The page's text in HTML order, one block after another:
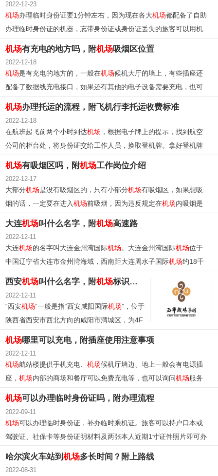
2022-12-23
机场办理临时身份证要1分钟左右，因为现在各大机场都配备了自助
办理临时身份证的机器，忘带身份证或身份证丢失的旅客可以用机
机场有充电的地方吗，附机场吸烟区位置
2022-12-18
机场是有充电的地方的，一般在机场候机大厅的墙上，有些插座还
配备了数据线充电接口，如果还有其他的电子设备需要充电，也可
以去
机场 的餐厅或商场，那里也有充电的地方。
机场办理托运的流程，附飞机行李托运收费标准
2022-12-18
在航班起飞前两个小时到达机场 ，根据电子牌上的提示，找到航空
公司的柜台处，将身份证交给工作人员，换取登机牌。拿好登机牌
机场有吸烟区吗，附机场工作岗位介绍
2022-12-17
大部分机场是没有吸烟区的，只有小部分机场有吸烟区，如果想吸
烟的话，一定要在进入机场前吸烟，因为违反规定在机场内吸烟是
大连机场叫什么名字，附机场高速路
2022-12-11
大连机场的名字叫大连金州湾国际机场。大连金州湾国际机场位于
中国辽宁省大连市金州湾海域，西南距大连周水子国际机场约18千
米，南距大连市中心约23千米，为4F级国际航空枢纽、东北亚门户
西安机场叫什么名字，附机场标识理念
2022-12-11
“西安机场”一般是指“西安咸阳国际机场”，位于
陕西省西安市西北方向的咸阳市渭城区，为4F
的航空口岸。
机场哪里可以充电，附插座使用注意事项
2022-12-11
机场航站楼提供手机充电、机场候机厅墙边、地上一般会有电源插
座，机场内部的商场和餐厅可以免费充电等，也可以询问机场服务
人员来找寻充电口。
机场可以办理临时身份证吗，附办理流程
2022-09-11
机场可以办理临时身份证，补办临时乘机证。旅客可以持户口本或
驾驶证、社保卡等身份证明材料及两张本人近期1寸证件照片即可办
哈尔滨火车站到机场多长时间？附上路线
2022-08-31